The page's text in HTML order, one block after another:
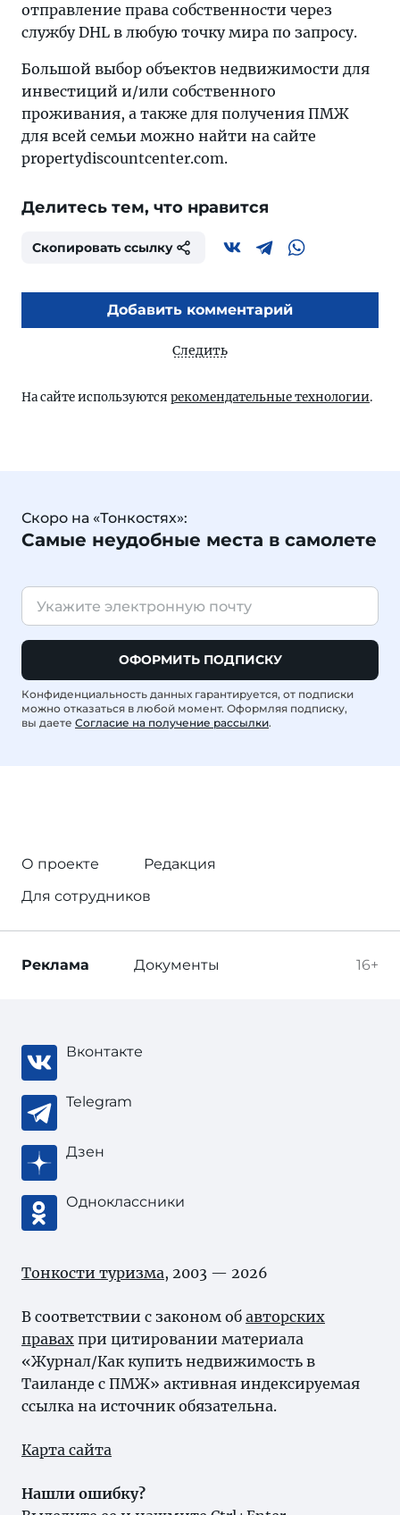
отправление права собственности через
службу DHL в любую точку мира по запросу.
Большой выбор объектов недвижимости для
инвестиций и/или собственного
проживания, а также для получения ПМЖ
для всей семьи можно найти на сайте
propertydiscountcenter.com.
Делитесь тем, что нравится
Скопировать ссылку
Добавить комментарий
Следить
На сайте используются рекомендательные технологии.
Скоро на «Тонкостях»:
Самые неудобные места в самолете
ОФОРМИТЬ ПОДПИСКУ
Конфиденциальность данных гарантируется, от подписки
можно отказаться в любой момент. Оформляя подписку,
вы даете Согласие на получение рассылки.
О проекте
Редакция
Для сотрудников
16+
Реклама Документы
Вконтакте
Telegram
Дзен
Одноклассники
Тонкости туризма, 2003 — 2026
В соответствии с законом об авторских
правах при цитировании материала
«Журнал/Как купить недвижимость в
Таиланде с ПМЖ» активная индексируемая
ссылка на источник обязательна.
Карта сайта
Нашли ошибку?